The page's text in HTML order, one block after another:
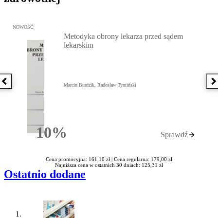
Poprzednia książka
Przejdź do: Metodyka obrony lekarza przed sądem lekarskim,
NOWOŚĆ
10%Rabatu
Metodyka obrony lekarza przed sądem
lekarskim
Marcin Burdzik, Radosław Tymiński
Sprawdź
Cena promocyjna: 161,10 zł | Cena regularna: 179,00 zł
Najniższa cena w ostatnich 30 dniach: 125,31 zł
Ostatnio dodane